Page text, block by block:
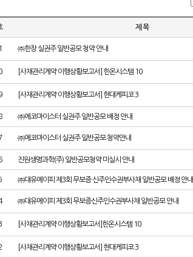
제 목
㈜한창 실권주 일반공모 청약 안내
[사채관리계약 이행상황보고서] 한온시스템 10
[사채관리계약 이행상황보고서] 현대케피코 3
㈜에코마이스터 실권주 일반공모 배정 안내
㈜에코마이스터 실권주 일반공모 청약안내
진원생명과학(주) 일반공모청약 미실시 안내
㈜대유에이피 제3회 무보증 신주인수권부사채 일반공모 배정 안내
㈜대유에이피 제3회 무보증신주인수권부사채 일반공모 안내
[사채관리계약 이행상황보고서]한온시스템 10
[사채관리계약 이행상황보고서] 현대케피코 3